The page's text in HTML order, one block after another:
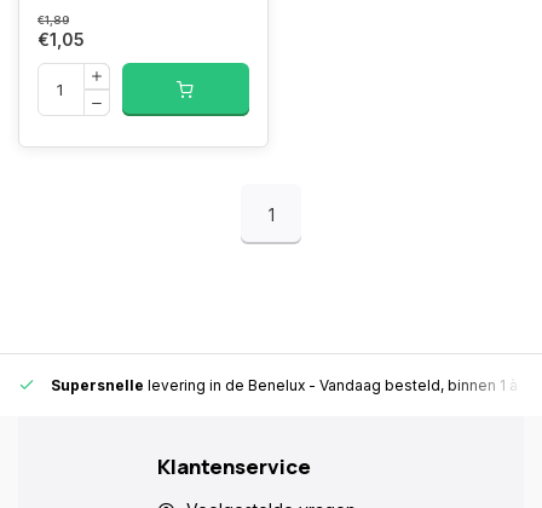
€1,89
€1,05
1
Supersnelle levering in de Benelux - Vandaag besteld, binnen 1 à 2
Klantenservice